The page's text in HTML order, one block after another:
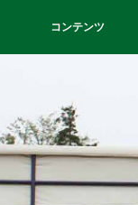
コンテンツ